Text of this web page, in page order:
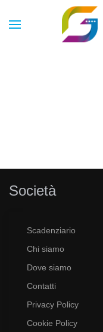
Società
Scadenziario
Chi siamo
Dove siamo
Contatti
Privacy Policy
Cookie Policy